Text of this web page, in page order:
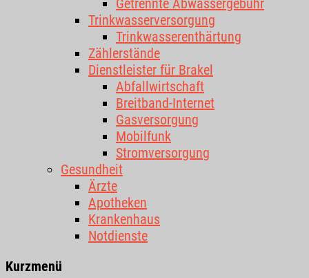
Getrennte Abwassergebühr
Trinkwasserversorgung
Trinkwasserenthärtung
Zählerstände
Dienstleister für Brakel
Abfallwirtschaft
Breitband-Internet
Gasversorgung
Mobilfunk
Stromversorgung
Gesundheit
Ärzte
Apotheken
Krankenhaus
Notdienste
Kurzmenü